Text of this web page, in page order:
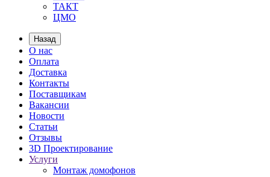
ТАКТ
ЦМО
Назад
О нас
Оплата
Доставка
Контакты
Поставщикам
Вакансии
Новости
Статьи
Отзывы
3D Проектирование
Услуги
Монтаж домофонов